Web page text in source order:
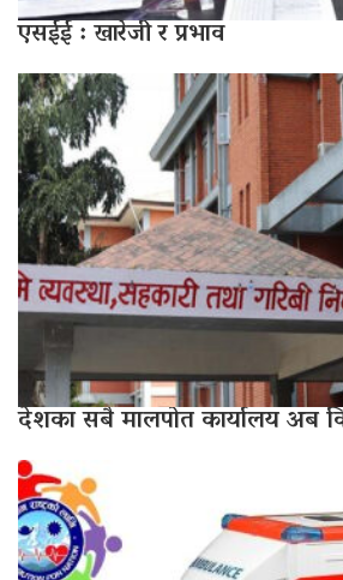
एसईई : खारेजी र प्रभाव
देशका सबै मालपोत कार्यालय अब